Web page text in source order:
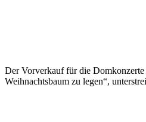
Der Vorverkauf für die Domkonzerte
Weihnachtsbaum zu legen“,